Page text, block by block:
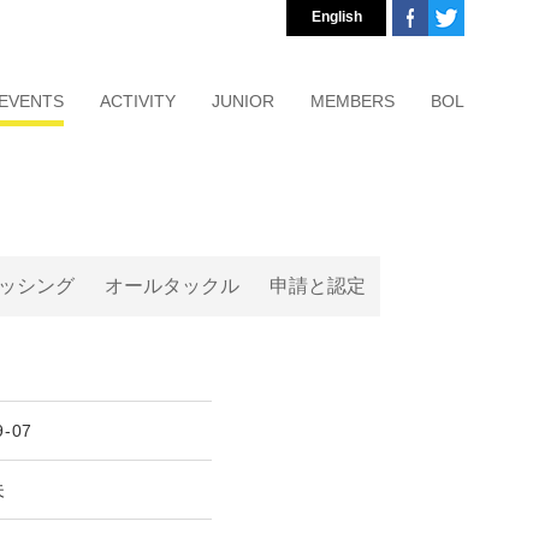
EVENTS ACTIVITY JUNIOR MEMBERS BOL
English
シング オールタックル 申請と認定
07